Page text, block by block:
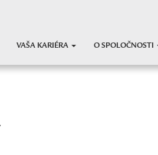
VAŠA KARIÉRA O SPOLOČNOSTI